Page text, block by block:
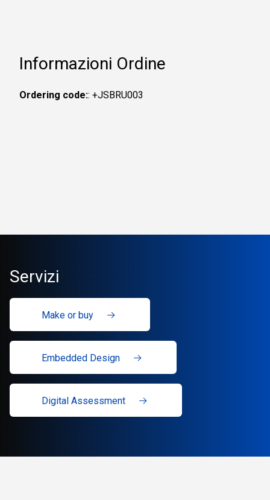
Informazioni Ordine
Ordering code:: +JSBRU003
Servizi
Make or buy
Embedded Design
Digital Assessment